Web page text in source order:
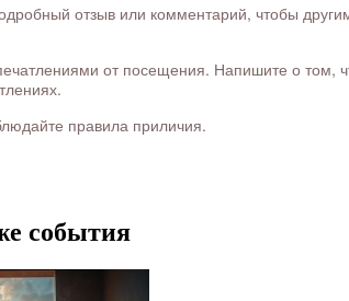
отзыв или комментарий, чтобы
от посещения. Напишите о том,
правила приличия.
события